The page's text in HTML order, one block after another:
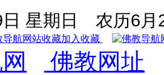
星期日 农历6月
加入收藏
佛教网址